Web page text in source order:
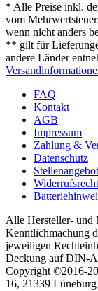
* Alle Preise inkl.
vom
wenn nicht anders
** gilt für
andere Länder
FAQ
Kontakt
AGB
Impressum
Zahlung &
Datenschutz
Widerrufsrecht
Alle Hersteller- und
Kenntlichmachung
jeweiligen
Deckung auf DIN-
Copyright ©2016-
16, 21339